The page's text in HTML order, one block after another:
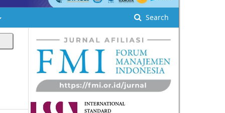
Search